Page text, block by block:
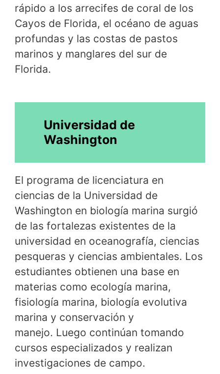
rápido a los arrecifes de coral de los
Cayos de Florida, el océano de aguas
profundas y las costas de pastos
marinos y manglares del sur de
Florida.
Universidad de
Washington
El programa de licenciatura en
ciencias de la Universidad de
Washington en biología marina surgió
de las fortalezas existentes de la
universidad en oceanografía, ciencias
pesqueras y ciencias ambientales. Los
estudiantes obtienen una base en
materias como ecología marina,
fisiología marina, biología evolutiva
marina y conservación y
manejo. Luego continúan tomando
cursos especializados y realizan
investigaciones de campo.